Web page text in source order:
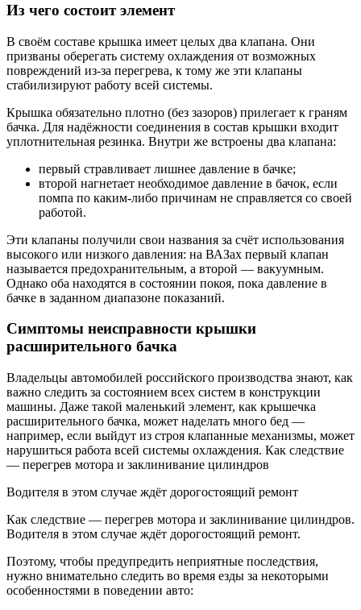
Из чего состоит элемент
В своём составе крышка имеет целых два клапана. Они
призваны оберегать систему охлаждения от возможных
повреждений из-за перегрева, к тому же эти клапаны
стабилизируют работу всей системы.
Крышка обязательно плотно (без зазоров) прилегает к граням
бачка. Для надёжности соединения в состав крышки входит
уплотнительная резинка. Внутри же встроены два клапана:
первый стравливает лишнее давление в бачке;
второй нагнетает необходимое давление в бачок, если
помпа по каким-либо причинам не справляется со своей
работой.
Эти клапаны получили свои названия за счёт использования
высокого или низкого давления: на ВАЗах первый клапан
называется предохранительным, а второй — вакуумным.
Однако оба находятся в состоянии покоя, пока давление в
бачке в заданном диапазоне показаний.
Симптомы неисправности крышки
расширительного бачка
Владельцы автомобилей российского производства знают, как
важно следить за состоянием всех систем в конструкции
машины. Даже такой маленький элемент, как крышечка
расширительного бачка, может наделать много бед —
например, если выйдут из строя клапанные механизмы, может
нарушиться работа всей системы охлаждения. Как следствие
— перегрев мотора и заклинивание цилиндров
Водителя в этом случае ждёт дорогостоящий ремонт
Как следствие — перегрев мотора и заклинивание цилиндров.
Водителя в этом случае ждёт дорогостоящий ремонт.
Поэтому, чтобы предупредить неприятные последствия,
нужно внимательно следить во время езды за некоторыми
особенностями в поведении авто: